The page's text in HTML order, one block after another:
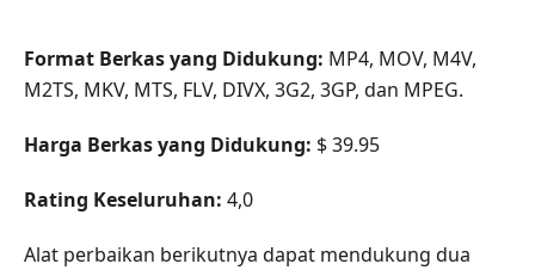
Format Berkas yang Didukung: MP4, MOV, M4V,
M2TS, MKV, MTS, FLV, DIVX, 3G2, 3GP, dan MPEG.
Harga Berkas yang Didukung: $ 39.95
Rating Keseluruhan: 4,0
Alat perbaikan berikutnya dapat mendukung dua